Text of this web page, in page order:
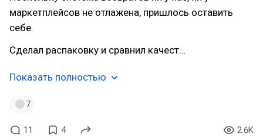
маркетплейсов не отлажена, пришлось оставить
себе.
Сделал распаковку и сравнил качест…
Показать полностью
7
11 4 2.6K